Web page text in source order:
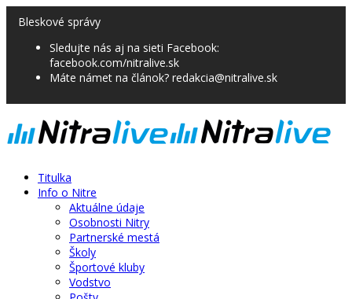
Bleskové správy
Sledujte nás aj na sieti Facebook:
facebook.com/nitralive.sk
Máte námet na článok? redakcia@nitralive.sk
Titulka
Info o Nitre
Aktuálne údaje
Osobnosti Nitry
Partnerské mestá
Školy
Športové kluby
Vodstvo